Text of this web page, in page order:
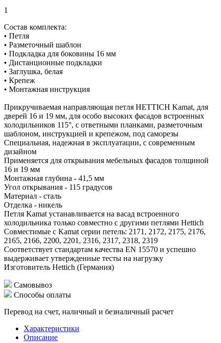
1
Состав комплекта:
• Петля
• Разметочный шаблон
• Подкладка для боковины 16 мм
• Дистанционные подкладки
• Заглушка, белая
• Крепеж
• Монтажная инструкция
Прикручиваемая направляющая петля HETTICH Kamat, для
дверей 16 и 19 мм, для особо высоких фасадов встроенных
холодильников 115°, с ответными планками, разметочным
шаблоном, инструкцией и крепежом, под саморезы
Специальная, надежная в эксплуатации, с современным
дизайном
Применяется для открывания мебельных фасадов толщиной
16 и 19 мм
Монтажная глубина - 41,5 мм
Угол открывания - 115 градусов
Материал - сталь
Отделка - никель
Петля Kamat устанавливается на васад встроенного
холодильника только совместно с другими петлями Hettich
Совместимые с Kamat серии петель: 2171, 2172, 2175, 2176,
2165, 2166, 2200, 2201, 2316, 2317, 2318, 2319
Соответствует стандартам качества EN 15570 и успешно
выдерживает утвержденные тесты на нагрузку
Изготовитель Hettich (Германия)
Самовывоз
Способы оплаты
Перевод на счет, наличный и безналичный расчет
Характеристики
Описание